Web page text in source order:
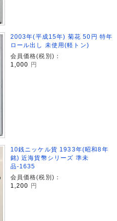
2003年(平成15年) 菊花 50円 特年
ロール出し 未使用(軽トン)
会員価格(税別)：
1,000
円
10銭ニッケル貨 1933年(昭和8年
銘) 近海貨幣シリーズ 準未
品-1635
会員価格(税別)：
1,200 円